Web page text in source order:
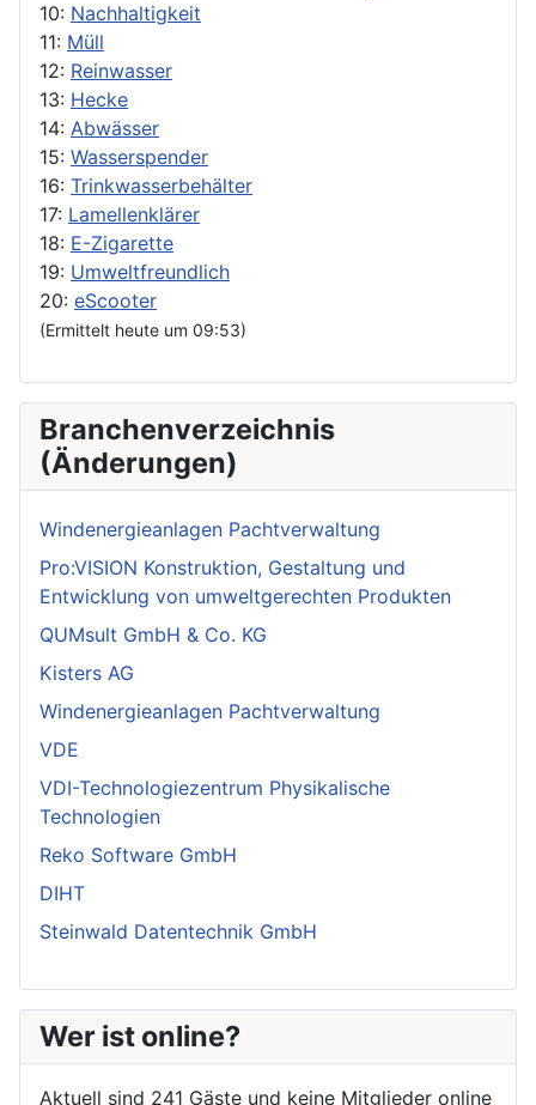
10: Nachhaltigkeit
11: Müll
12: Reinwasser
13: Hecke
14: Abwässer
15: Wasserspender
16: Trinkwasserbehälter
17: Lamellenklärer
18: E-Zigarette
19: Umweltfreundlich
20: eScooter
(Ermittelt heute um 09:53)
Branchenverzeichnis
(Änderungen)
Windenergieanlagen Pachtverwaltung
Pro:VISION Konstruktion, Gestaltung und
Entwicklung von umweltgerechten Produkten
QUMsult GmbH & Co. KG
Kisters AG
Windenergieanlagen Pachtverwaltung
VDE
VDI-Technologiezentrum Physikalische
Technologien
Reko Software GmbH
DIHT
Steinwald Datentechnik GmbH
Wer ist online?
Aktuell sind 241 Gäste und keine Mitglieder online